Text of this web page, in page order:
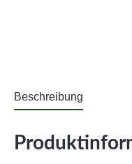
Beschreibung